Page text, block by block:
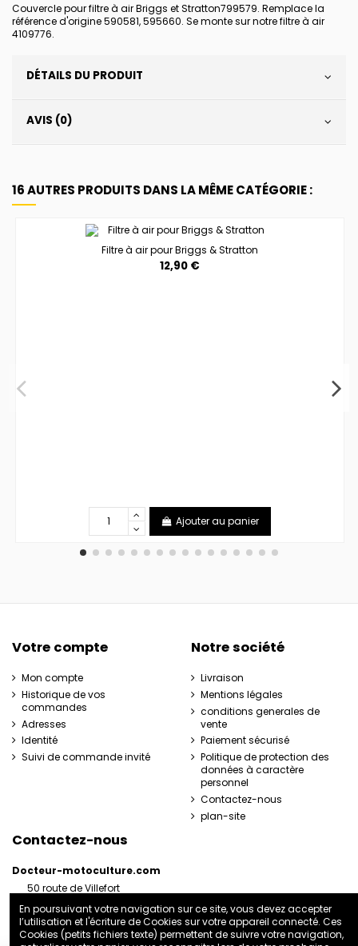
Couvercle pour filtre à air Briggs et Stratton799579. Remplace la
référence d'origine 590581, 595660. Se monte sur notre filtre à air
4109776.
DÉTAILS DU PRODUIT
AVIS (0)
16 AUTRES PRODUITS DANS LA MÊME CATÉGORIE :
Filtre à air pour Briggs & Stratton
12,90 €
Ajouter au panier
Votre compte
Mon compte
Historique de vos
commandes
Adresses
Identité
Suivi de commande invité
Notre société
Livraison
Mentions légales
conditions generales de
vente
Paiement sécurisé
Politique de protection des
données à caractère
personnel
Contactez-nous
plan-site
Contactez-nous
Docteur-motoculture.com
50 route de Villefort
France
06 35 41 62 07
En poursuivant votre navigation sur ce site, vous devez accepter
l’utilisation et l'écriture de Cookies sur votre appareil connecté. Ces
Cookies (petits fichiers texte) permettent de suivre votre navigation,